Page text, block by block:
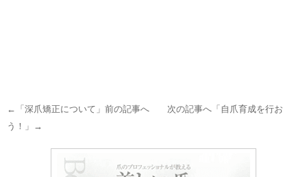
←「深爪矯正について 」前の記事へ 次の記事へ「自爪育成を行お
う！
」→